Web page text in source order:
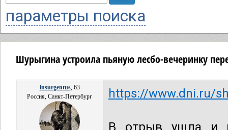
параметры поиска
Шурыгина устроила пьяную лесбо-вечеринку
insurgentus, 63
Россия, Санкт-Петербург
https://www.dni.ru/
В отрыв ушла и